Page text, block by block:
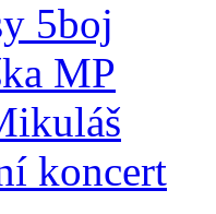
5boj
MP
koncert